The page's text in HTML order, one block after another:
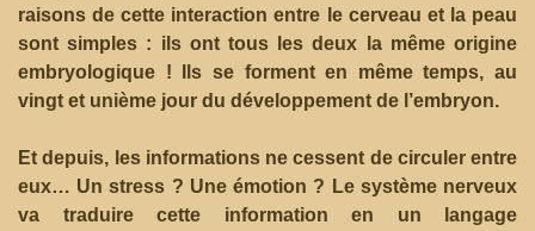
raisons de cette interaction entre le cerveau et la peau
sont simples : ils ont tous les deux la même origine
embryologique ! Ils se forment en même temps, au
vingt et unième jour du développement de l’embryon.
Et depuis, les informations ne cessent de circuler entre
eux… Un stress ? Une émotion ? Le système nerveux
va traduire cette information en un langage